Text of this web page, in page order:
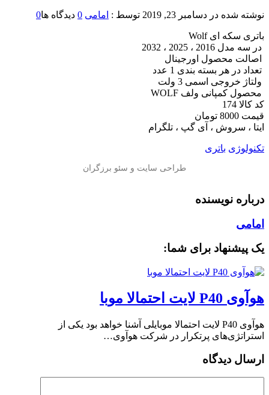
نوشته شده در دسامبر 23, 2019 توسط : امامی 0 دیدگاه ها0
باتری سکه ای Wolf
️ در سه مدل 2016 ، 2025 ، 2032
️ اصالت محصول اورجینال
️ تعداد در هر بسته بندی 1 عدد
️ ولتاژ خروجی اسمی 3 ولت
️ محصول کمپانی ولف WOLF
کد کالا 174
قیمت 8000 تومان
ایتا ، سروش ، آی گپ ، تلگرام
تکنولوژی باتری
درباره نویسنده
امامی
یک پیشنهاد برای شما:
هوآوی P40 لایت احتمالا موبا
هوآوی P40 لایت احتمالا موبایلی آشنا خواهد بود یکی از
استراتژی‌های پرتکرار در شرکت هوآوی…
ارسال دیدگاه